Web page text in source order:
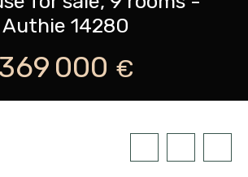
Authie 14280
369 000 €